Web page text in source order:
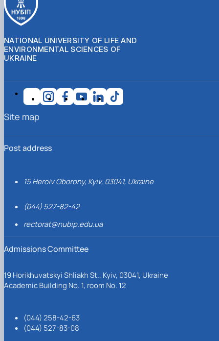
NATIONAL UNIVERSITY OF LIFE AND
ENVIRONMENTAL SCIENCES OF
UKRAINE
Post address
15 Heroiv Oborony, Kyiv, 03041, Ukraine
(044) 527-82-42
rectorat@nubip.edu.ua
Admissions Committee
19 Horikhuvatskyi Shliakh St., Kyiv, 03041, Ukraine
Academic Building No. 1, room No. 12
(044) 258-42-63
(044) 527-83-08
Site map